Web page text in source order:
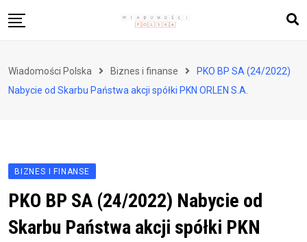
to
Zdrowie i styl życia
Wiadomości Polska Biznes i finanse
PKO BP SA (24/2022)
Nabycie od Skarbu Państwa akcji spółki PKN ORLEN S.A.
BIZNES I FINANSE
PKO BP SA (24/2022) Nabycie od
Skarbu Państwa akcji spółki PKN